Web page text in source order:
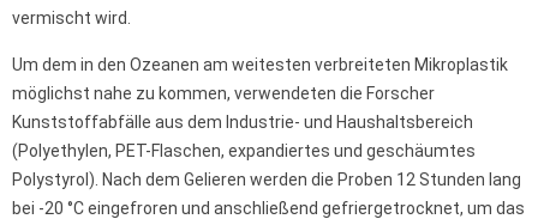
vermischt wird.
Um dem in den Ozeanen am weitesten verbreiteten Mikroplastik
möglichst nahe zu kommen, verwendeten die Forscher
Kunststoffabfälle aus dem Industrie- und Haushaltsbereich
(Polyethylen, PET-Flaschen, expandiertes und geschäumtes
Polystyrol). Nach dem Gelieren werden die Proben 12 Stunden lang
bei -20 °C eingefroren und anschließend gefriergetrocknet, um das